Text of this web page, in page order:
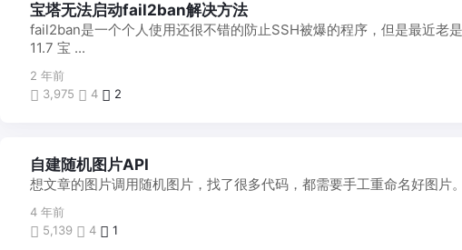
宝塔无法启动fail2ban解决方法
fail2ban是一个个人使用还很不错的防止SSH被爆的程序，但是最近老
11.7 宝 ...
2 年前
3,975
4 2
自建随机图片API
4 年前
5,139
4 1